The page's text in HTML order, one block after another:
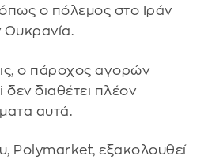
ο πόλεμος στο Ιράν
Ουκρανία.
ο πάροχος αγορών
διαθέτει πλέον
αυτά.
Polymarket, εξακολουθεί